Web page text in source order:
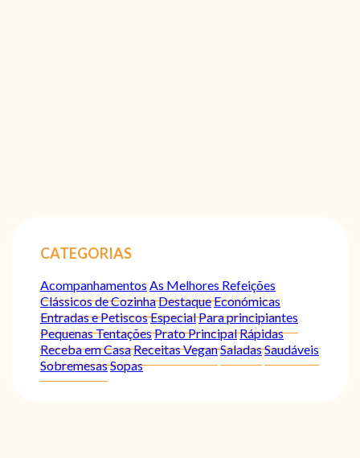
CATEGORIAS
Acompanhamentos As Melhores Refeições
Clássicos de CozinhaDestaqueEconómicas
Entradas e PetiscosEspecialPara principiantes
Pequenas TentaçõesPrato PrincipalRápidas
Receba em CasaReceitas VeganSaladasSaudáveis
SobremesasSopas